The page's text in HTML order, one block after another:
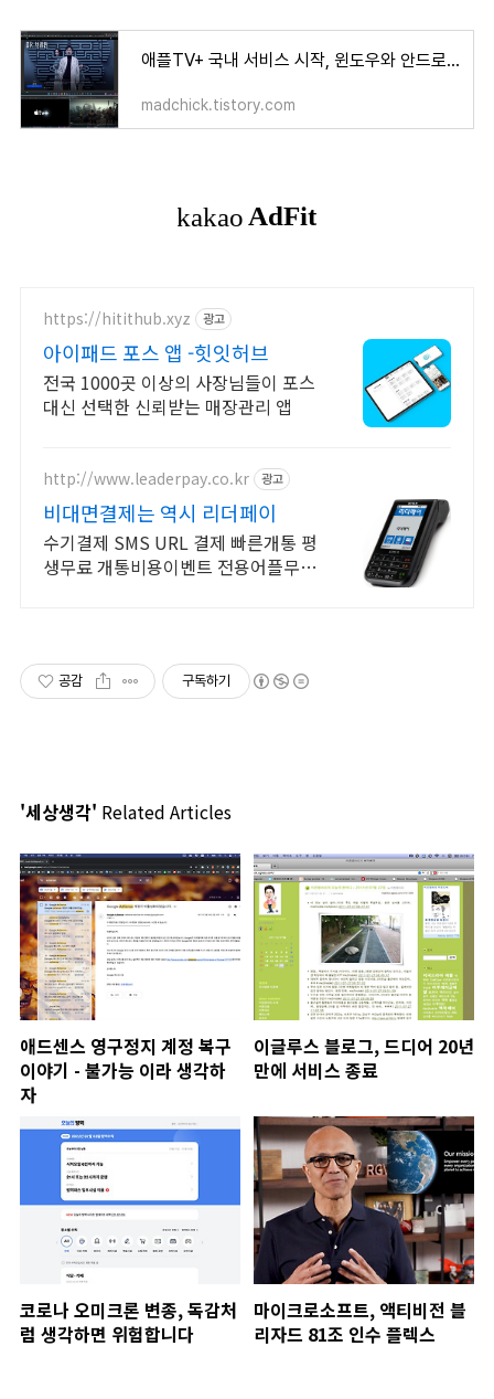
애플TV+ 국내 서비스 시작, 윈도우와 안드로이드에서도 시청 가능 합니다
madchick.tistory.com
https://hitithub.xyz 광고
아이패드 포스 앱 -힛잇허브
전국 1000곳 이상의 사장님들이 포스
대신 선택한 신뢰받는 매장관리 앱
http://www.leaderpay.co.kr 광고
비대면결제는 역시 리더페이
수기결제 SMS URL 결제 빠른개통 평
생무료 개통비용이벤트 전용어플무료
공감 구독하기
'세상생각' Related Articles
애드센스 영구정지 계정 복구
이야기 - 불가능 이라 생각하
자
이글루스 블로그, 드디어 20년
만에 서비스 종료
코로나 오미크론 변종, 독감처
럼 생각하면 위험합니다
마이크로소프트, 액티비전 블
리자드 81조 인수 플렉스